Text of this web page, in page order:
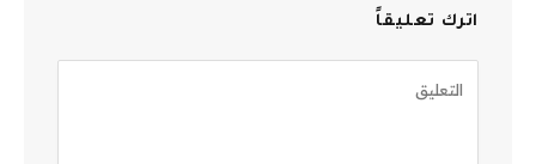
اترك تعليقاً